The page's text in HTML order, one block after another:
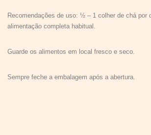
Recomendações de uso: ½ – 1 colher de chá por
alimentação completa habitual.
Guarde os alimentos em local fresco e seco.
Sempre feche a embalagem após a abertura.